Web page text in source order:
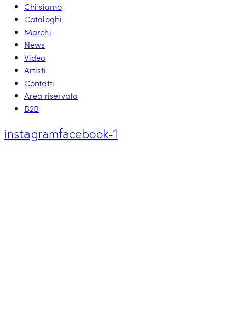
Chi siamo
Cataloghi
Marchi
News
Video
Artisti
Contatti
Area riservata
B2B
instagramfacebook-1